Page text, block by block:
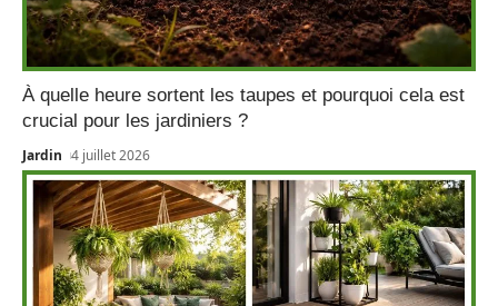
À quelle heure sortent les taupes et pourquoi cela est
crucial pour les jardiniers ?
Jardin 4 juillet 2026